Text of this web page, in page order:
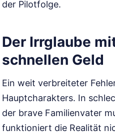
der Pilotfolge.
Der Irrglaube
schnellen Geld
Ein weit verbreiteter
Hauptcharakters. In
der brave Familienvater
funktioniert die Realität